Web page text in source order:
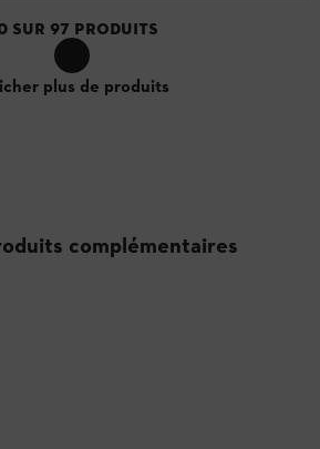
SUR 97 PRODUITS
plus de produits
complémentaires